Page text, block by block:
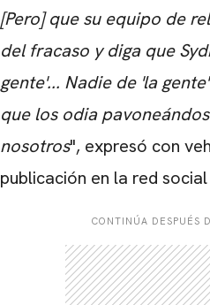
[Pero] que su equipo de
del fracaso y diga que
gente'... Nadie de 'la
que los odia
nosotros", expresó con
publicación en la red
CONTINÚA DESPUÉS